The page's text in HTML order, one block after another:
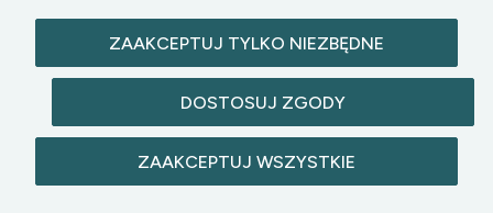
zastrzeżone.
ZAAKCEPTUJ TYLKO NIEZBĘDNE
DOSTOSUJ ZGODY
ZAAKCEPTUJ WSZYSTKIE